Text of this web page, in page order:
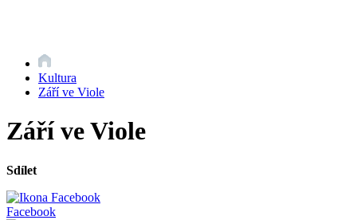
Kultura
Září ve Viole
Září ve Viole
Sdílet
Facebook